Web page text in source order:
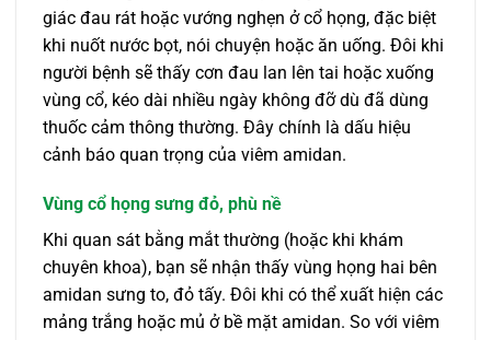
giác đau rát hoặc vướng nghẹn ở cổ họng, đặc biệt
khi nuốt nước bọt, nói chuyện hoặc ăn uống. Đôi khi
người bệnh sẽ thấy cơn đau lan lên tai hoặc xuống
vùng cổ, kéo dài nhiều ngày không đỡ dù đã dùng
thuốc cảm thông thường. Đây chính là dấu hiệu
cảnh báo quan trọng của viêm amidan.
Vùng cổ họng sưng đỏ, phù nề
Khi quan sát bằng mắt thường (hoặc khi khám
chuyên khoa), bạn sẽ nhận thấy vùng họng hai bên
amidan sưng to, đỏ tấy. Đôi khi có thể xuất hiện các
mảng trắng hoặc mủ ở bề mặt amidan. So với viêm